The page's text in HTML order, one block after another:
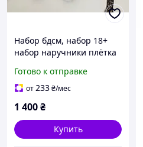
Набор бдсм, набор 18+
набор наручники плётка
мазо
Готово к отправке
от233₴/мес
1 400₴
Купить